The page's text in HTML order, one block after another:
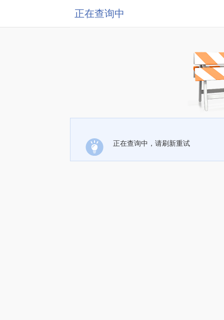
正在查询中
正在查询中，请刷新重试